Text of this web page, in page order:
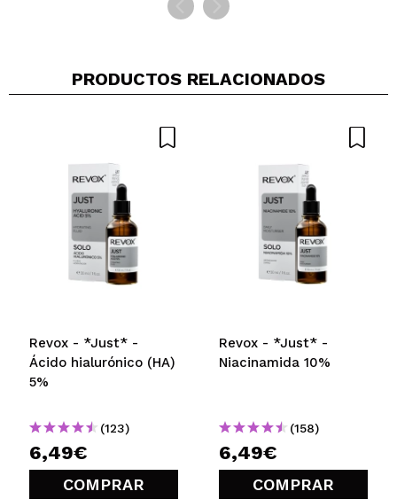
PRODUCTOS RELACIONADOS
Revox - *Just* -
Ácido hialurónico (HA)
5%
(123)
6,49€
COMPRAR
Revox - *Just* -
Niacinamida 10%
(158)
6,49€
COMPRAR